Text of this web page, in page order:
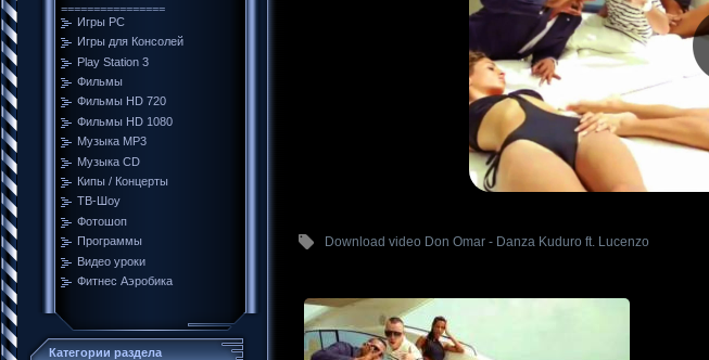
================
Игры PC
Игры для Консолей
Play Station 3
Фильмы
Фильмы HD 720
Фильмы HD 1080
Музыка MP3
Музыка CD
Кипы / Концерты
ТВ-Шоу
Фотошоп
Программы
Видео уроки
Фитнес Аэробика
Категории раздела
Download video Don Omar - Danza Kuduro ft. Lucenzo